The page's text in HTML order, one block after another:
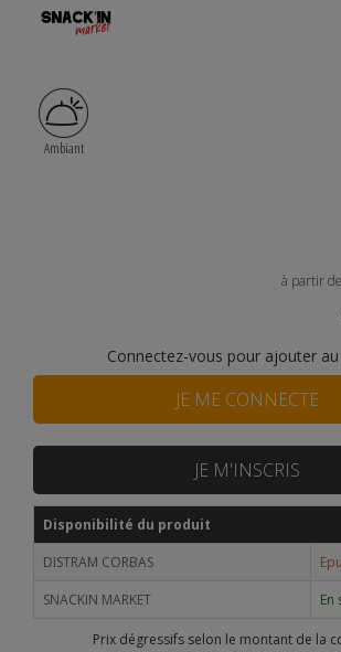
Ambiant
à partir
Connectez-vous pour ajouter
JE ME CONNECTE
JE M'INSCRIS
Disponibilité du produit
DISTRAM CORBAS
SNACKIN MARKET
En
Prix dégressifs selon le montant de la